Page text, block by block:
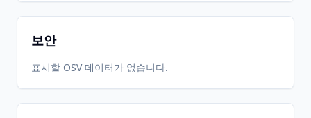
보안
표시할 OSV 데이터가 없습니다.